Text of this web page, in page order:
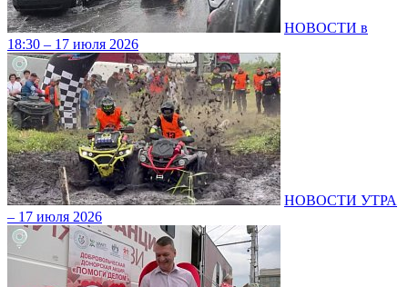
НОВОСТИ в
18:30 – 17 июля 2026
НОВОСТИ УТРА
– 17 июля 2026